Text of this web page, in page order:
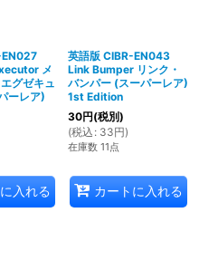
EN027
メ
グゼキュ
ーレア)
入れる
英語版 CIBR-EN043
Link Bumper リンク・
バンパー (スーパーレア)
1st Edition
30円(税別)
(税込 : 33円)
在庫数 11点
カートに入れる